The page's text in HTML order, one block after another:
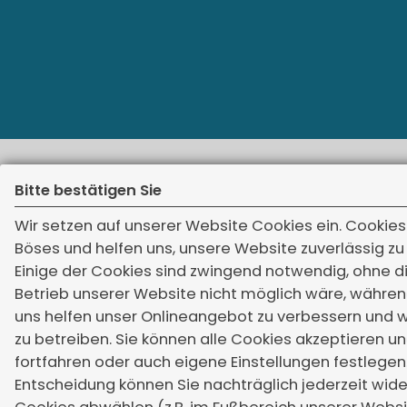
Bitte bestätigen Sie
Wir setzen auf unserer Website Cookies ein.
Böses und helfen uns, unsere Website zuverlässig
Einige der Cookies sind zwingend notwendig, ohne
Betrieb unserer Website nicht möglich wäre,
uns helfen unser Onlineangebot zu verbessern und
zu betreiben. Sie können alle Cookies akzeptieren
fortfahren oder auch eigene Einstellungen
Entscheidung können Sie nachträglich jederzeit
Impressum
Erstinformation
Datenschutz
Cookie-Einstellungen